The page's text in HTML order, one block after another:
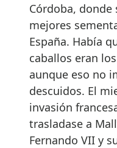
Córdoba, donde
mejores
España. Había
caballos eran
aunque eso no
descuidos. El
invasión
trasladase a
Fernando VII y